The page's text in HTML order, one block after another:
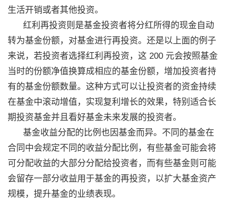
生活开销或者其他投资。
红利再投资则是基金投资者将分红所得的现金自动
转为基金份额，对基金进行再投资。还是以上面的例子
来说，若投资者选择红利再投资，这 200 元会按照基金
当时的份额净值换算成相应的基金份额，增加投资者持
有的基金份额数量。这种方式可以让投资者的资金持续
在基金中滚动增值，实现复利增长的效果，特别适合长
期投资基金并且看好基金未来发展的投资者。
基金收益分配的比例也因基金而异。不同的基金在
合同中会规定不同的收益分配比例，有些基金可能会将
可分配收益的大部分分配给投资者，而有些基金则可能
会留存一部分收益用于基金的再投资，以扩大基金资产
规模，提升基金的业绩表现。